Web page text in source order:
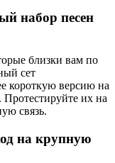
набор песен
близки вам по
сет
короткую версию на
их на
связь.
на крупную